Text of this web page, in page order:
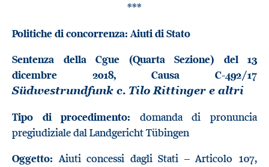
***
Politiche di concorrenza: Aiuti di Stato
Sentenza della Cgue (Quarta Sezione) del 13
dicembre 2018, Causa C-492/17
Südwestrundfunk c. Tilo Rittinger e altri
Tipo di procedimento: domanda di pronuncia
pregiudiziale dal Landgericht Tübingen
Oggetto: Aiuti concessi dagli Stati – Articolo 107,